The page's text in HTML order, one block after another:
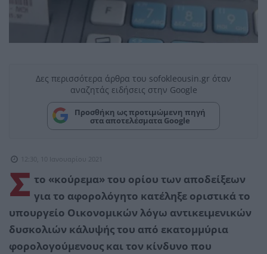
Δες περισσότερα άρθρα του sofokleousin.gr όταν
αναζητάς ειδήσεις στην Google
Προσθήκη ως προτιμώμενη πηγή
στα αποτελέσματα Google
12:30, 10 Ιανουαρίου 2021
Σ το «κούρεμα» του ορίου των αποδείξεων
για το αφορολόγητο κατέληξε οριστικά το
υπουργείο Οικονομικών λόγω αντικειμενικών
δυσκολιών κάλυψής του από εκατομμύρια
φορολογούμενους και τον κίνδυνο που